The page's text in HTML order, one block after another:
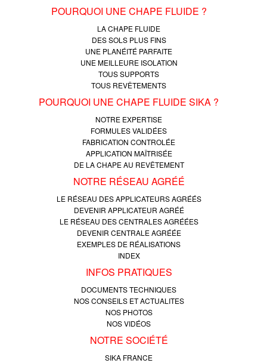
POURQUOI UNE CHAPE FLUIDE ?
LA CHAPE FLUIDE
DES SOLS PLUS FINS
UNE PLANÉITÉ PARFAITE
UNE MEILLEURE ISOLATION
TOUS SUPPORTS
TOUS REVÊTEMENTS
POURQUOI UNE CHAPE FLUIDE SIKA ?
NOTRE EXPERTISE
FORMULES VALIDÉES
FABRICATION CONTROLÉE
APPLICATION MAÎTRISÉE
DE LA CHAPE AU REVÊTEMENT
NOTRE RÉSEAU AGRÉÉ
LE RÉSEAU DES APPLICATEURS AGRÉÉS
DEVENIR APPLICATEUR AGRÉÉ
LE RÉSEAU DES CENTRALES AGRÉÉES
DEVENIR CENTRALE AGRÉÉE
EXEMPLES DE RÉALISATIONS
INDEX
INFOS PRATIQUES
DOCUMENTS TECHNIQUES
NOS CONSEILS ET ACTUALITES
NOS PHOTOS
NOS VIDÉOS
NOTRE SOCIÉTÉ
SIKA FRANCE